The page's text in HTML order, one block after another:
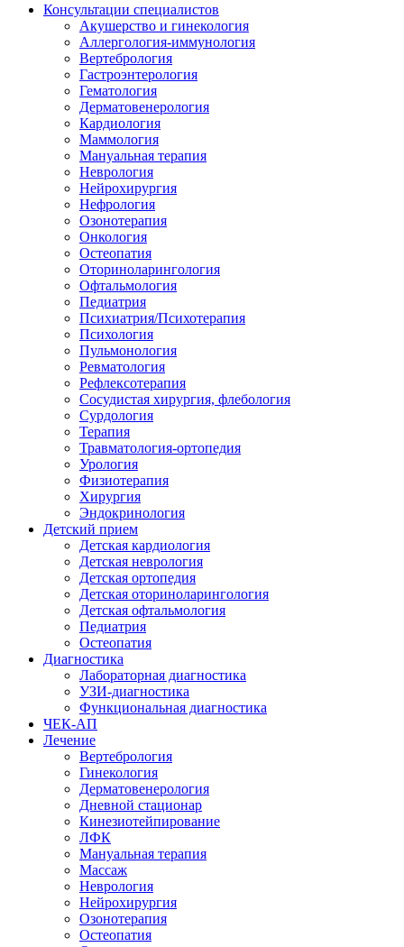
Консультации специалистов
Акушерство и гинекология
Аллергология-иммунология
Вертебрология
Гастроэнтерология
Гематология
Дерматовенерология
Кардиология
Маммология
Мануальная терапия
Неврология
Нейрохирургия
Нефрология
Озонотерапия
Онкология
Остеопатия
Оториноларингология
Офтальмология
Педиатрия
Психиатрия/Психотерапия
Психология
Пульмонология
Ревматология
Рефлексотерапия
Сосудистая хирургия, флебология
Сурдология
Терапия
Травматология-ортопедия
Урология
Физиотерапия
Хирургия
Эндокринология
Детский прием
Детская кардиология
Детская неврология
Детская ортопедия
Детская оториноларингология
Детская офтальмология
Педиатрия
Остеопатия
Диагностика
Лабораторная диагностика
УЗИ-диагностика
Функциональная диагностика
ЧЕК-АП
Лечение
Вертебрология
Гинекология
Дерматовенерология
Дневной стационар
Кинезиотейпирование
ЛФК
Мануальная терапия
Массаж
Неврология
Нейрохирургия
Озонотерапия
Остеопатия